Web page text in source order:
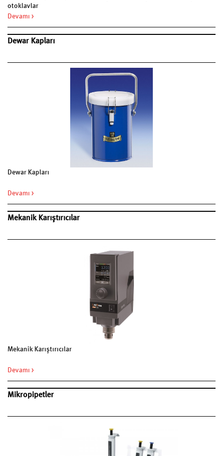
otoklavlar
Devamı >
Dewar Kapları
Dewar Kapları
Devamı >
Mekanik Karıştırıcılar
Mekanik Karıştırıcılar
Devamı >
Mikropipetler